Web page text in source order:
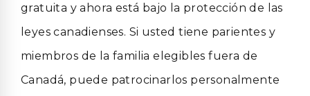
gratuita y ahora está bajo la protección de las
leyes canadienses. Si usted tiene parientes y
miembros de la familia elegibles fuera de
Canadá, puede patrocinarlos personalmente